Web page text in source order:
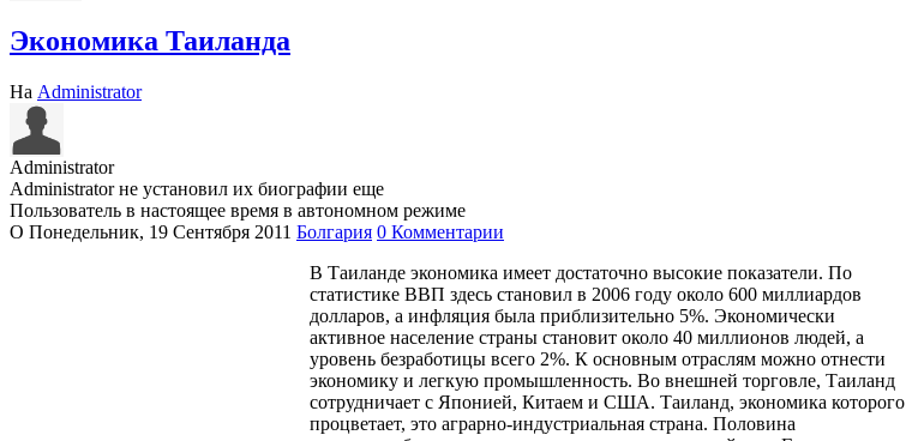
Экономика Таиланда
На Administrator
Administrator
Administrator не установил их биографии еще
Пользователь в настоящее время в автономном режиме
О Понедельник, 19 Сентября 2011 Болгария 0 Комментарии
В Таиланде экономика имеет достаточно высокие показатели. По
статистике ВВП здесь становил в 2006 году около 600 миллиардов
долларов, а инфляция была приблизительно 5%. Экономически
активное население страны становит около 40 миллионов людей, а
уровень безработицы всего 2%. К основным отраслям можно отнести
экономику и легкую промышленность. Во внешней торговле, Таиланд
сотрудничает с Японией, Китаем и США. Таиланд, экономика которого
процветает, это аграрно-индустриальная страна. Половина